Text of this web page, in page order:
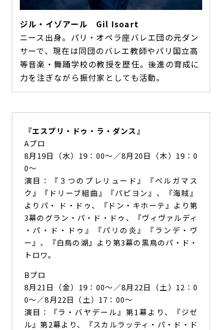
ジル・イゾアール Gil Isoart
ニース出身。パリ・オペラ座バレエ団の元ダン
サーで、現在は同団のバレエ教師やパリ国立高
等音楽・舞踊学校の教授を歴任。後進の育成に
力を注ぎながら振付家としても活動。
『エスプリ・ドゥ・ラ・ダンス』
Aプロ
8月19日（水）19：00～／8月20日（木）19：0
0～
演目：『３つのプレリュード』『ベルガマス
ク』『ドリーブ組曲』『パピヨン』、『海賊』
よりパ・ ド・ドゥ、『ドン・キホーテ』より第
3幕のグラン・パ・ド・ドゥ、『ヴィヴァルディ
・パ・ド・ドゥ』『パリの炎』『ランデ・ヴ
ー』、『白鳥の湖』より第3幕の黒鳥のパ・ド・
トロワ。
Bプロ
8月21日（金）19：00～／8月22日（土）12：0
0～／8月22日（土）17：00～
演目：『ラ・バヤデール』第1幕より、『ジゼ
ル』第2幕より、『スカルラッティ・パ・ド・ド